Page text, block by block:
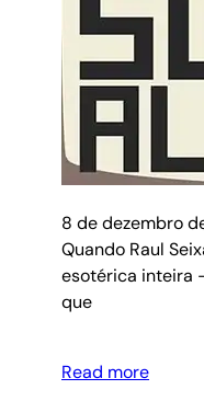
8 de dezembro
Quando Raul
esotérica inteira
que
Read more